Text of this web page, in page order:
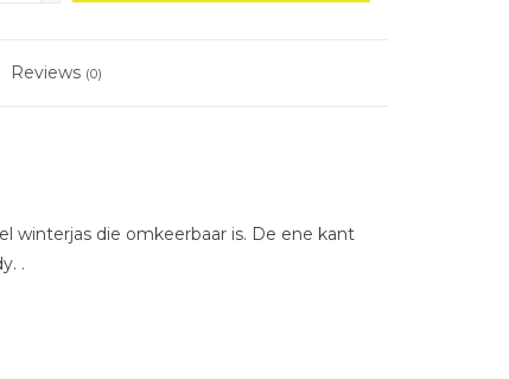
Reviews (0)
winterjas die omkeerbaar is. De ene kant
.